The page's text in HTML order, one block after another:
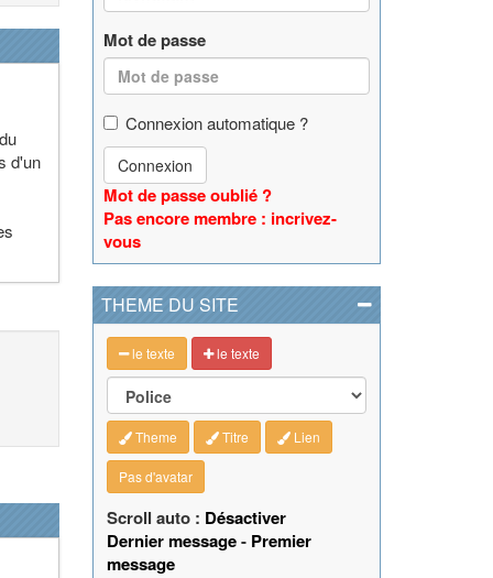
d'un
Mot de passe
Connexion automatique ?
Connexion
Mot de passe oublié ?
Pas encore membre : incrivez-
vous
THEME DU SITE
le texte le texte
Theme Titre Lien
Pas d'avatar
Scroll auto : Désactiver
Dernier message- Premier
message